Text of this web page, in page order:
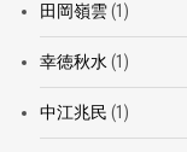
田岡嶺雲(1)
幸徳秋水 (1)
中江兆民 (1)